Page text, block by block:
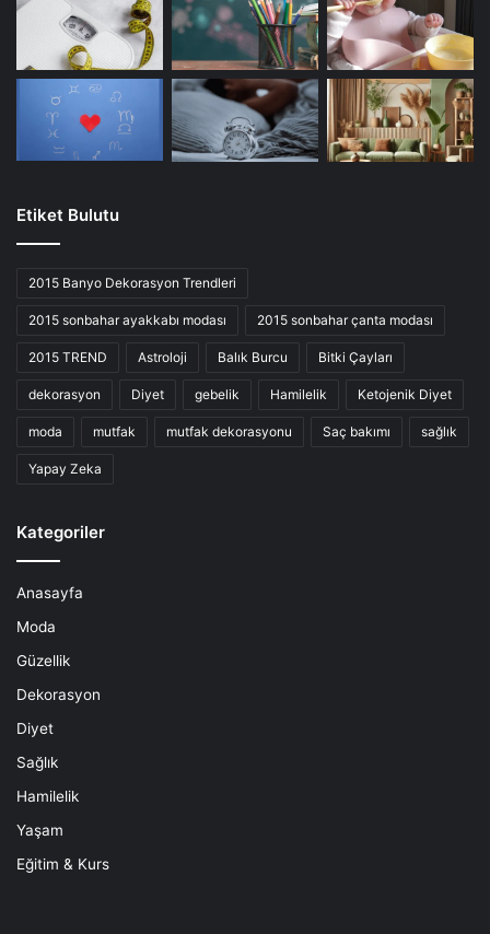
Etiket Bulutu
2015 Banyo Dekorasyon Trendleri
2015 sonbahar ayakkabı modası 2015 sonbahar çanta modası
2015 TREND Astroloji Balık Burcu Bitki Çayları
dekorasyon Diyet gebelik Hamilelik Ketojenik Diyet
moda mutfak mutfak dekorasyonu Saç bakımı sağlık
Yapay Zeka
Kategoriler
Anasayfa
Moda
Güzellik
Dekorasyon
Diyet
Sağlık
Hamilelik
Yaşam
Eğitim & Kurs